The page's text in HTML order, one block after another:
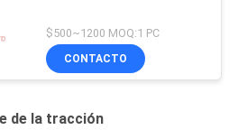
$500~1200 MOQ:1 PC
CONTACTO
de la tracción